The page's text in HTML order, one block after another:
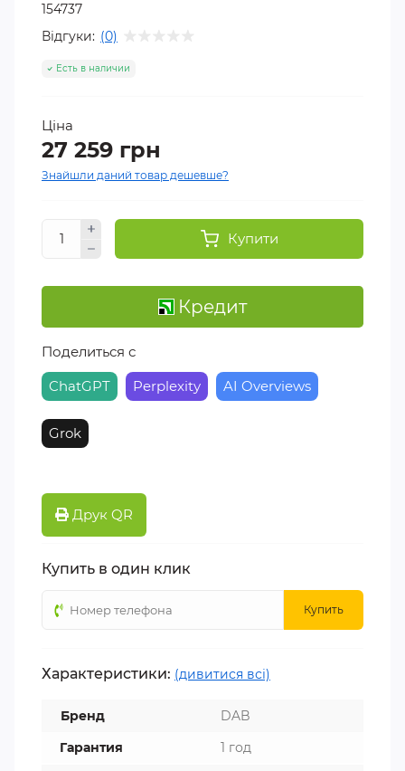
154737
Відгуки: (0)
Есть в наличии
Ціна
27 259 грн
Знайшли даний товар дешевше?
Купити
Кредит
Поделиться с
ChatGPT
Perplexity AI Overviews
Grok
Друк QR
Купить в один клик
Купить
Характеристики: (дивитися всі)
Бренд
DAB
Гарантия
1 год